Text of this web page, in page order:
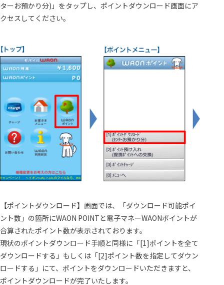
ターお預かり分)」をタップし、ポイントダウンロード画面にア
クセスしてください。
【ポイントダウンロード】画面では、「ダウンロード可能ポイ
ント数」の箇所にWAON POINTと電子マネーWAONポイントが
合算されたポイント数が表示されております。
現状のポイントダウンロード手順と同様に「[1]ポイントを全て
ダウンロードする」もしくは「[2]ポイント数を指定してダウン
ロードする」にて、ポイントをダウンロードいただきますと、
ポイントダウンロードが完了いたします。